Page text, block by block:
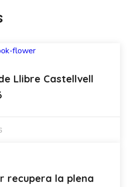
Llibre Castellvell
recupera la plena